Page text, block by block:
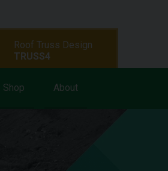
Shop About
Roof Truss Design
TRUSS4